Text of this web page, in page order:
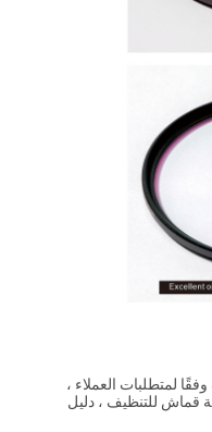
لمتطلبات العملاء ،
قماش للتنظيف ، دليل